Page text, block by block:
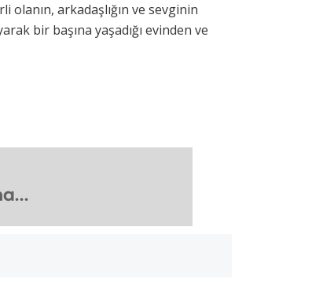
arkadaşlığın ve sevginin
bir başına yaşadığı evinden ve